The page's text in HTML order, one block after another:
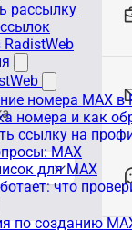
рассылку
номера MAX в
номера и как
ссылку на
MAX
для MAX
что
по созданию